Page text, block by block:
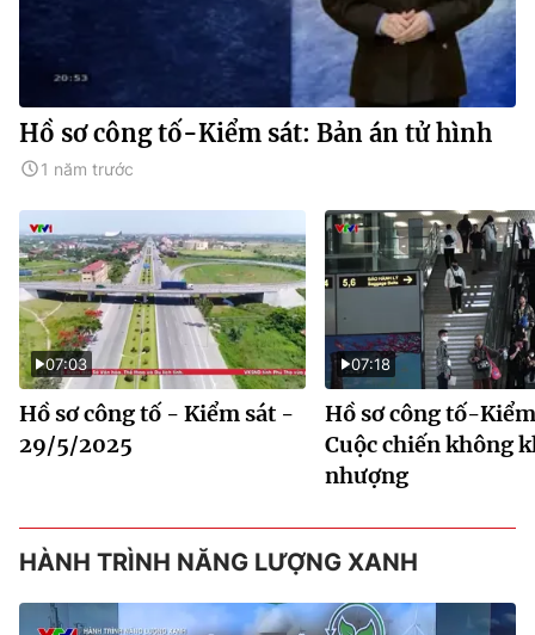
Hồ sơ công tố-Kiểm sát: Bản án tử hình
1 năm trước
07:03
Hồ sơ công tố - Kiểm sát -
29/5/2025
07:18
Hồ sơ công tố-
Cuộc chiến không
nhượng
HÀNH TRÌNH NĂNG LƯỢNG XANH